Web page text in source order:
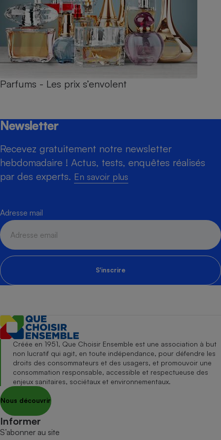
Parfums - Les prix s’envolent
Newsletter
Recevez gratuitement notre newsletter
hebdomadaire ! Actus, tests, enquêtes réalisés
par des experts. En savoir plus
Adresse mail
S'inscrire
Créée en 1951, Que Choisir Ensemble est une association à but
non lucratif qui agit, en toute indépendance, pour défendre les
droits des consommateurs et des usagers, et promouvoir une
consommation responsable, accessible et respectueuse des
enjeux sanitaires, sociétaux et environnementaux.
Nous découvrir
Informer
S’abonner au site